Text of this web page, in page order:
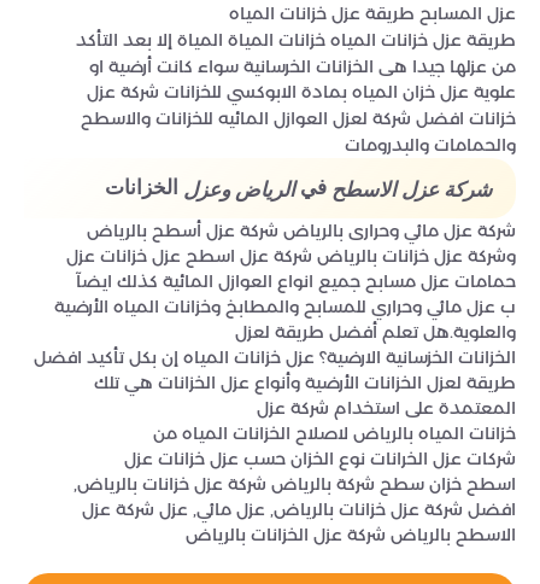
عزل المسابح طريقة عزل خزانات المياه
طريقة عزل خزانات المياه خزانات المياة المياة إلا بعد التأكد
من عزلها جيدا هى الخزانات الخرسانية سواء كانت أرضية او
علوية عزل خزان المياه بمادة الابوكسي للخزانات شركة عزل
خزانات افضل شركة لعزل العوازل المائيه للخزانات والاسطح
والحمامات والبدرومات
شركة عزل الاسطح فيالرياض وعزل الخزانات
شركة عزل مائي وحرارى بالرياض شركة عزل أسطح بالرياض
وشركة عزل خزانات بالرياض شركة عزل اسطح عزل خزانات عزل
حمامات عزل مسابح جميع انواع العوازل المائية كذلك ايضآ
ب عزل مائي وحراري للمسابح والمطابخ وخزانات المياه الأرضية
والعلوية.هل تعلم أفضل طريقة لعزل
الخزانات الخزسانية الارضية؟ عزل خزانات المياه إن بكل تأكيد افضل
طريقة لعزل الخزانات الأرضية وأنواع عزل الخزانات هي تلك
المعتمدة على استخدام شركة عزل
خزانات المياه بالرياض لاصلاح الخزانات المياه من
شركات عزل الخرانات نوع الخزان حسب عزل خزانات عزل
اسطح خزان سطح شركة بالرياض شركة عزل خزانات بالرياض,
افضل شركة عزل خزانات بالرياض, عزل مائي, عزل شركة عزل
الاسطح بالرياض شركة عزل الخزانات بالرياض